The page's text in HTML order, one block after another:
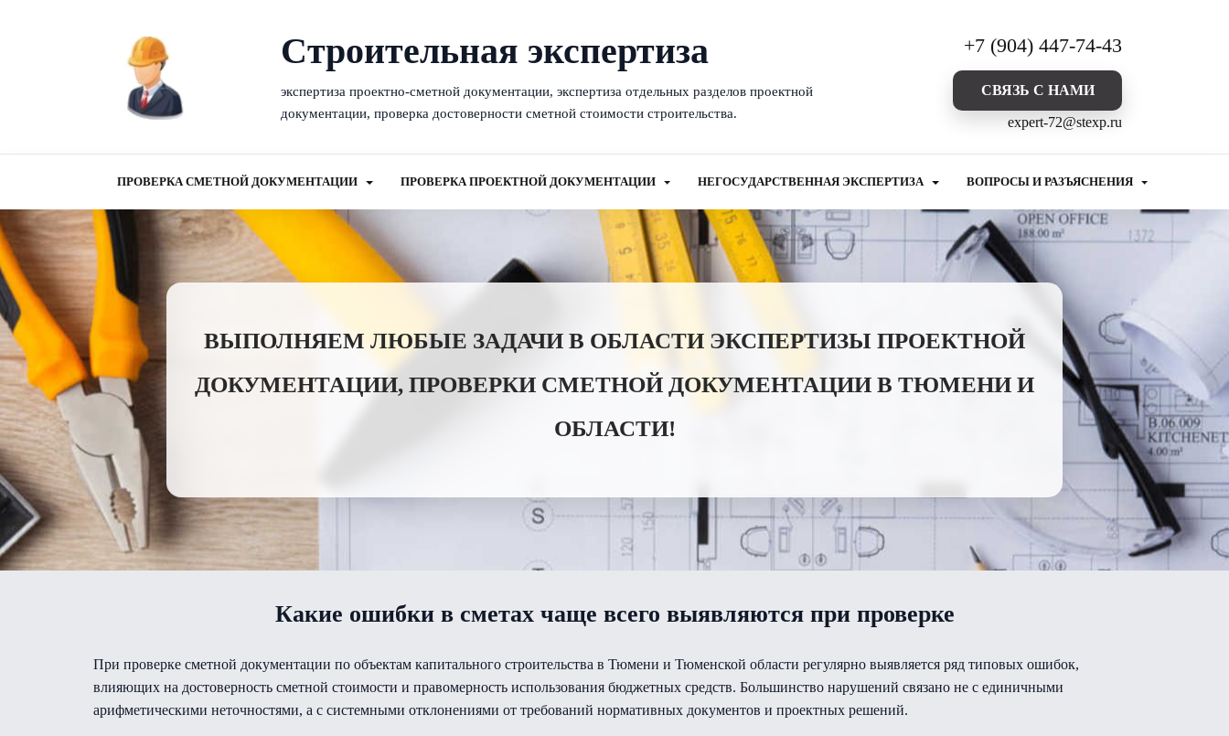
Cтроительная экспертиза
экспертиза проектно-сметной документации, экспертиза отдельных разделов проектной
документации, проверка достоверности сметной стоимости строительства.
+7 (904) 447-74-43
CВЯЗЬ С НАМИ
expert-72@stexp.ru
ПРОВЕРКА СМЕТНОЙ ДОКУМЕНТАЦИИ ПРОВЕРКА ПРОЕКТНОЙ ДОКУМЕНТАЦИИ НЕГОСУДАРСТВЕННАЯ ЭКСПЕРТИЗА ВОПРОСЫ И РАЗЪЯСНЕНИЯ
ВЫПОЛНЯЕМ ЛЮБЫЕ ЗАДАЧИ В ОБЛАСТИ ЭКСПЕРТИЗЫ ПРОЕКТНОЙ
ДОКУМЕНТАЦИИ, ПРОВЕРКИ СМЕТНОЙ ДОКУМЕНТАЦИИ В ТЮМЕНИ И
ОБЛАСТИ!
Какие ошибки в сметах чаще всего выявляются при проверке
При проверке сметной документации по объектам капитального строительства в Тюмени и Тюменской области регулярно выявляется ряд типовых ошибок,
влияющих на достоверность сметной стоимости и правомерность использования бюджетных средств. Большинство нарушений связано не с единичными
арифметическими неточностями, а с системными отклонениями от требований нормативных документов и проектных решений.